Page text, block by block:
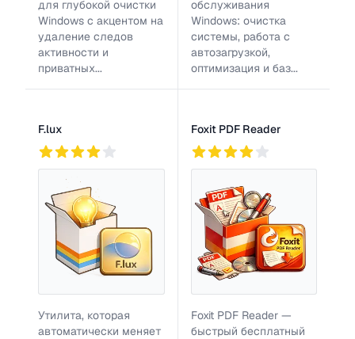
для глубокой очистки
Windows с акцентом на
удаление следов
активности и
приватных...
обслуживания
Windows: очистка
системы, работа с
автозагрузкой,
оптимизация и баз...
F.lux
Утилита, которая
автоматически меняет
Foxit PDF Reader
Foxit PDF Reader —
быстрый бесплатный